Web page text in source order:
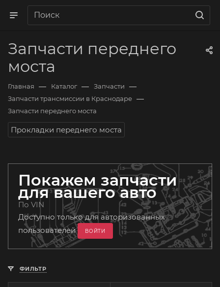
Запчасти переднего
моста
Главная — Каталог — Запчасти —
Запчасти трансмиссии в Краснодаре —
Запчасти переднего моста
Прокладки переднего моста
Покажем запчасти
для вашего авто
По VIN
Доступно только для авторизованных
пользователей
ВОЙТИ
ФИЛЬТР